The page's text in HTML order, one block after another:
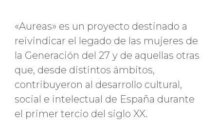
«Aureas» es un proyecto destinado a
reivindicar el legado de las mujeres de
la Generación del 27 y de aquellas otras
que, desde distintos ámbitos,
contribuyeron al desarrollo cultural,
social e intelectual de España durante
el primer tercio del siglo XX.